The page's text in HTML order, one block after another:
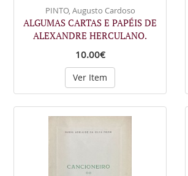
PINTO, Augusto Cardoso
ALGUMAS CARTAS E PAPÉIS DE
ALEXANDRE HERCULANO.
10.00€
Ver Item